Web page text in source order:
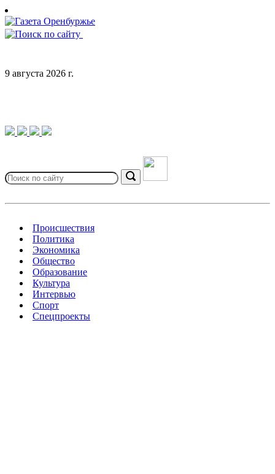
Skip
to
content
9 августа 2026 г.
for:
Search
Происшествия
Политика
Экономика
Общество
Образование
Культура
Интервью
Спорт
Спецпроекты